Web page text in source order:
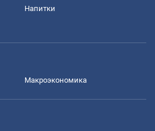
Напитки
Mакроэкономика